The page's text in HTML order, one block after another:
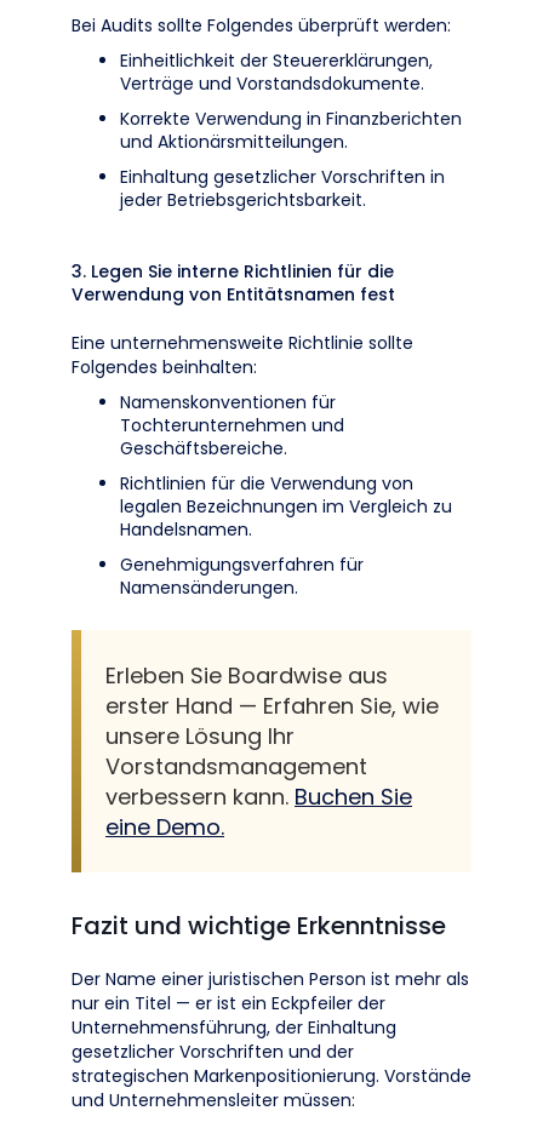
Bei Audits sollte Folgendes überprüft werden:
Einheitlichkeit der Steuererklärungen,
Verträge und Vorstandsdokumente.
Korrekte Verwendung in Finanzberichten
und Aktionärsmitteilungen.
Einhaltung gesetzlicher Vorschriften in
jeder Betriebsgerichtsbarkeit.
3. Legen Sie interne Richtlinien für die
Verwendung von Entitätsnamen fest
Eine unternehmensweite Richtlinie sollte
Folgendes beinhalten:
Namenskonventionen für
Tochterunternehmen und
Geschäftsbereiche.
Richtlinien für die Verwendung von
legalen Bezeichnungen im Vergleich zu
Handelsnamen.
Genehmigungsverfahren für
Namensänderungen.
Erleben Sie Boardwise aus
erster Hand — Erfahren Sie, wie
unsere Lösung Ihr
Vorstandsmanagement
verbessern kann. Buchen Sie
eine Demo.
Fazit und wichtige Erkenntnisse
Der Name einer juristischen Person ist mehr als
nur ein Titel — er ist ein Eckpfeiler der
Unternehmensführung, der Einhaltung
gesetzlicher Vorschriften und der
strategischen Markenpositionierung. Vorstände
und Unternehmensleiter müssen: